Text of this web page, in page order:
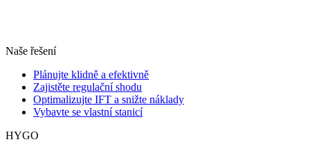
Naše řešení
Plánujte klidně a efektivně
Zajistěte regulační shodu
Optimalizujte IFT a snižte náklady
Vybavte se vlastní stanicí
HYGO